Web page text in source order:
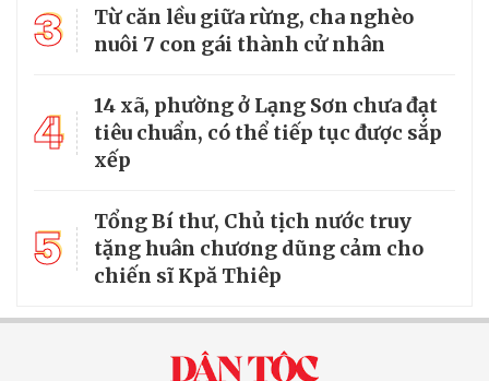
3
Từ căn lều giữa rừng, cha nghèo
nuôi 7 con gái thành cử nhân
4
14 xã, phường ở Lạng Sơn chưa đạt
tiêu chuẩn, có thể tiếp tục được sắp
xếp
5
Tổng Bí thư, Chủ tịch nước truy
tặng huân chương dũng cảm cho
chiến sĩ Kpă Thiêp